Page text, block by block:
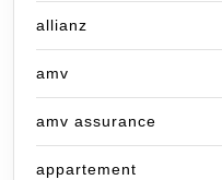
allianz
amv
amv assurance
appartement